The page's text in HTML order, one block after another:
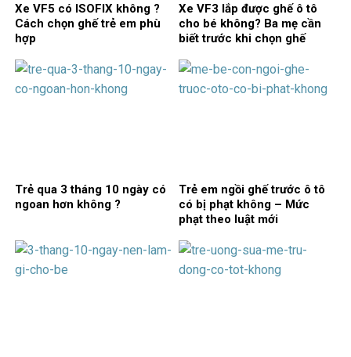
Xe VF5 có ISOFIX không ?
Cách chọn ghế trẻ em phù
hợp
Xe VF3 lắp được ghế ô tô
cho bé không? Ba mẹ cần
biết trước khi chọn ghế
Trẻ qua 3 tháng 10 ngày có
ngoan hơn không ?
Trẻ em ngồi ghế trước ô tô
có bị phạt không – Mức
phạt theo luật mới